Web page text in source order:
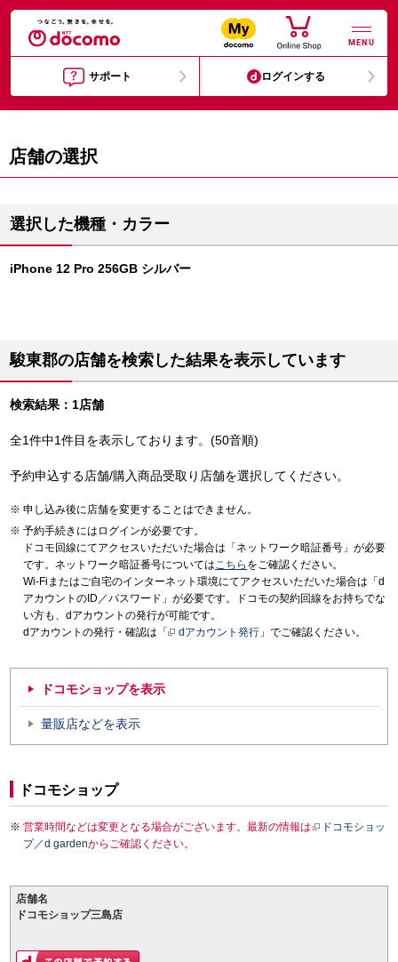
MENU
サポート ログインする
店舗の選択
選択した機種・カラー
iPhone 12 Pro 256GB シルバー
駿東郡の店舗を検索した結果を表示しています
検索結果：1店舗
全1件中1件目を表示しております。(50音順)
予約申込する店舗/購入商品受取り店舗を選択してください。
申し込み後に店舗を変更することはできません。
予約手続きにはログインが必要です。
ドコモ回線にてアクセスいただいた場合は「ネットワーク暗証番号」が必要
です。ネットワーク暗証番号についてはこちら をご確認ください。
Wi-Fiまたはご自宅のインターネット環境にてアクセスいただいた場合は「d
アカウントのID／パスワード」が必要です。ドコモの契約回線をお持ちでな
い方も、dアカウントの発行が可能です。
dアカウントの発行・確認は「
dアカウント発行 」でご確認ください。
ドコモショップを表示
量販店などを表示
ドコモショップ
営業時間などは変更となる場合がございます。最新の情報は
ドコモショッ
プ／d gardenからご確認ください。
店舗名
ドコモショップ三島店